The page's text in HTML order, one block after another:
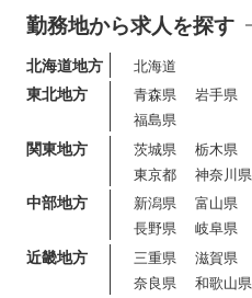
勤務地から求人を探す
北海道地方 北海道
東北地方 青森県 岩手県
福島県
関東地方 茨城県 栃木県
東京都
神奈川県
中部地方 新潟県 富山県
長野県
岐阜県
近畿地方 三重県 滋賀県
奈良県
和歌山県